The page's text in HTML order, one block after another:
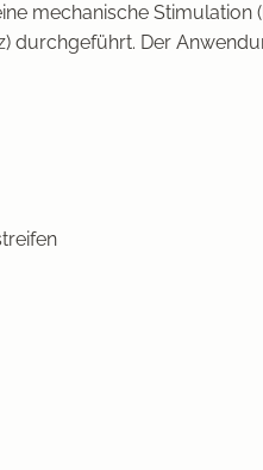
mechanische Stimulation
durchgeführt. Der